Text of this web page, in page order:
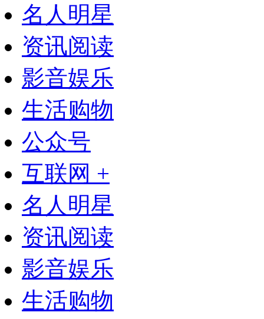
名人明星
资讯阅读
影音娱乐
生活购物
公众号
互联网 +
名人明星
资讯阅读
影音娱乐
生活购物